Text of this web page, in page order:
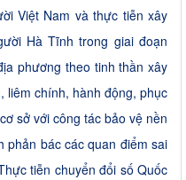
Việt Nam và thực tiễn xây
Hà Tĩnh trong giai đoạn
phương theo tinh thần xây
liêm chính, hành động, phục
sở với công tác bảo vệ nền
bác các quan điểm sai
tiễn chuyển đổi số Quốc